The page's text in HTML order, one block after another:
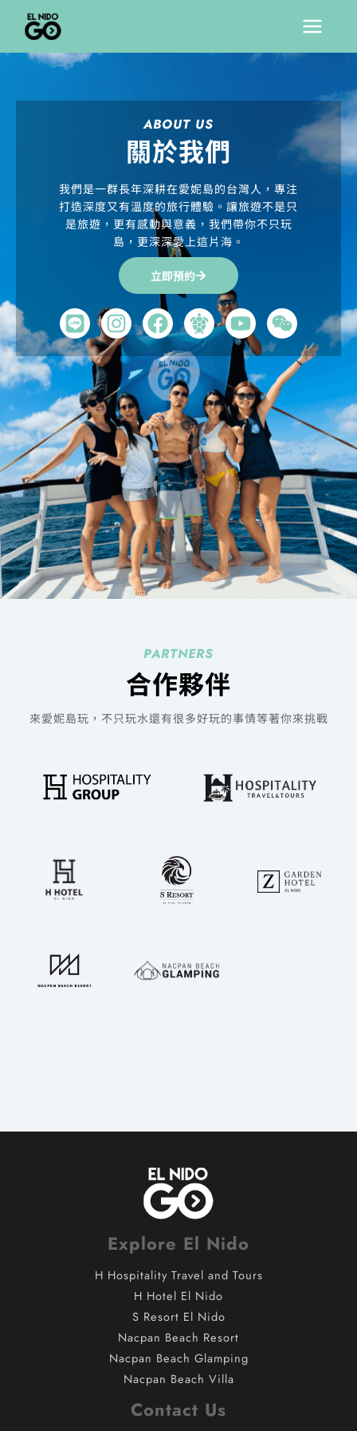
主
Main
Menu
ABOUT US
關於我們
我們是一群長年深耕在愛妮島的台灣人，專注
打造深度又有溫度的旅行體驗。讓旅遊不是只
是旅遊，更有感動與意義，我們帶你不只玩
島，更深深愛上這片海。
立即預約
L
i
n
e
I
n
s
t
a
g
r
a
m
F
a
c
e
b
o
o
k
Y
o
u
t
u
b
e
W
e
i
x
i
n
PARTNERS
合作夥伴
來愛妮島玩，不只玩水還有很多好玩的事情等著你來挑戰
Explore El Nido
H Hospitality Travel and Tours
H Hotel El Nido
S Resort El Nido
Nacpan Beach Resort
Nacpan Beach Glamping
Nacpan Beach Villa
Contact Us